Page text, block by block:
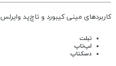
کاربردهای مینی کیبورد و تاچ‌پد وایرلس RT-MWK08:
تبلت
لپ‌تاپ
دسکتاپ